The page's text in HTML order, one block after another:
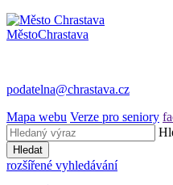
MěstoChrastava
podatelna@chrastava.cz
Mapa webu Verze pro seniory
Hledat
rozšířené vyhledávání